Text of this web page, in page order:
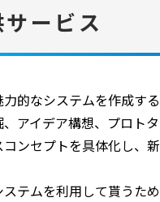
ービス
力的なシステムを作成す
、アイデア構想、プロト
コンセプトを具体化し、
ステムを利用して貰うた